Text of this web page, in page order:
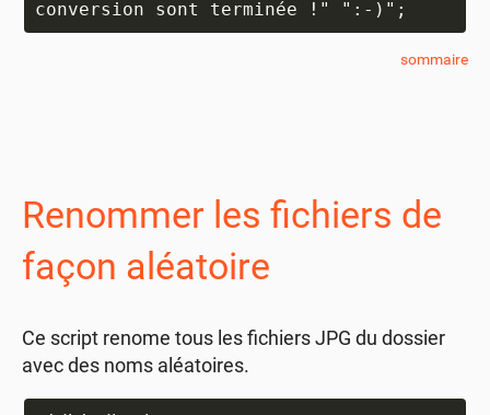
sommaire
Renommer les fichiers de
façon aléatoire
Ce script renome tous les fichiers JPG du dossier
avec des noms aléatoires.